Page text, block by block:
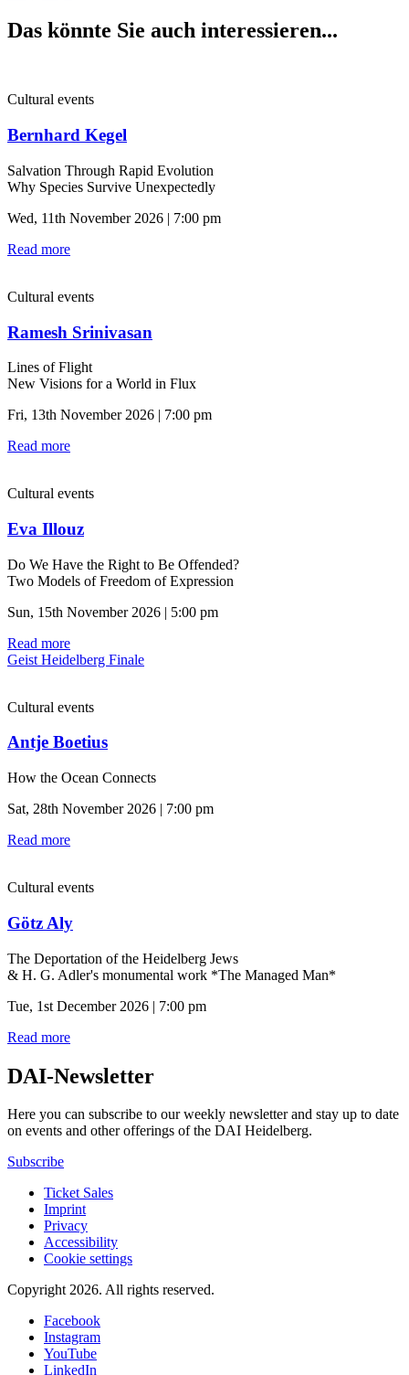
Das könnte Sie auch interessieren...
Cultural events
Bernhard Kegel
Salvation Through Rapid Evolution
Why Species Survive Unexpectedly
Wed, 11th November 2026 | 7:00 pm
Read more
Cultural events
Ramesh Srinivasan
Lines of Flight
New Visions for a World in Flux
Fri, 13th November 2026 | 7:00 pm
Read more
Cultural events
Eva Illouz
Do We Have the Right to Be Offended?
Two Models of Freedom of Expression
Sun, 15th November 2026 | 5:00 pm
Read more
Geist Heidelberg Finale
Cultural events
Antje Boetius
How the Ocean Connects
Sat, 28th November 2026 | 7:00 pm
Read more
Cultural events
Götz Aly
The Deportation of the Heidelberg Jews
& H. G. Adler's monumental work *The Managed Man*
Tue, 1st December 2026 | 7:00 pm
Read more
DAI-Newsletter
Here you can subscribe to our weekly newsletter and stay up to date
on events and other offerings of the DAI Heidelberg.
Subscribe
Ticket Sales
Imprint
Privacy
Accessibility
Cookie settings
Copyright 2026. All rights reserved.
Facebook
Instagram
YouTube
LinkedIn